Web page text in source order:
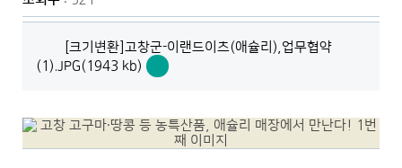
[크기변환]고창군-이랜드이츠(애슐리),업무협약
(1).JPG(1943 kb)
변
환]
고